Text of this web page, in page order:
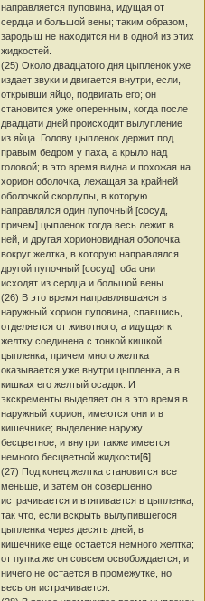
направляется пуповина, идущая от
сердца и большой вены; таким образом,
зародыш не находится ни в одной из этих
жидкостей.
(25) Около двадцатого дня цыпленок уже
издает звуки и двигается внутри, если,
открывши яйцо, подвигать его; он
становится уже оперенным, когда после
двадцати дней происходит вылупление
из яйца. Голову цыпленок держит под
правым бедром у паха, а крыло над
головой; в это время видна и похожая на
хорион оболочка, лежащая за крайней
оболочкой скорлупы, в которую
направлялся один пупочный [сосуд,
причем] цыпленок тогда весь лежит в
ней, и другая хорионовидная оболочка
вокруг желтка, в которую направлялся
другой пупочный [сосуд]; оба они
исходят из сердца и большой вены.
(26) В это время направлявшаяся в
наружный хорион пуповина, спавшись,
отделяется от животного, а идущая к
желтку соединена с тонкой кишкой
цыпленка, причем много желтка
оказывается уже внутри цыпленка, а в
кишках его желтый осадок. И
экскременты выделяет он в это время в
наружный хорион, имеются они и в
кишечнике; выделение наружу
бесцветное, и внутри также имеется
немного бесцветной жидкости[6].
(27) Под конец желтка становится все
меньше, и затем он совершенно
истрачивается и втягивается в цыпленка,
так что, если вскрыть вылупившегося
цыпленка через десять дней, в
кишечнике еще остается немного желтка;
от пупка же он совсем освобождается, и
ничего не остается в промежутке, но
весь он истрачивается.